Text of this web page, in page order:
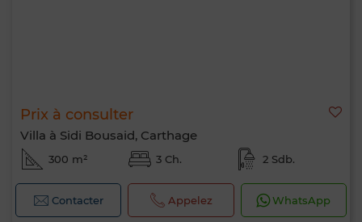
Prix à consulter
Villa à Sidi Bousaid, Carthage
300 m² 3 Ch. 2 Sdb.
Contacter Appelez WhatsApp